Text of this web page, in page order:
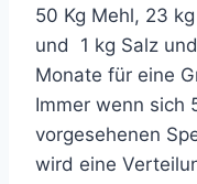
50 Kg Mehl, 23
und 1 kg Salz
Monate für eine
Immer wenn sich
vorgesehenen
wird eine